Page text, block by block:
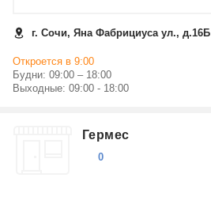
г. Сочи, Яна Фабрициуса ул., д.16Б
Откроется в 9:00
Будни: 09:00 – 18:00
Выходные: 09:00 - 18:00
Гермес
0